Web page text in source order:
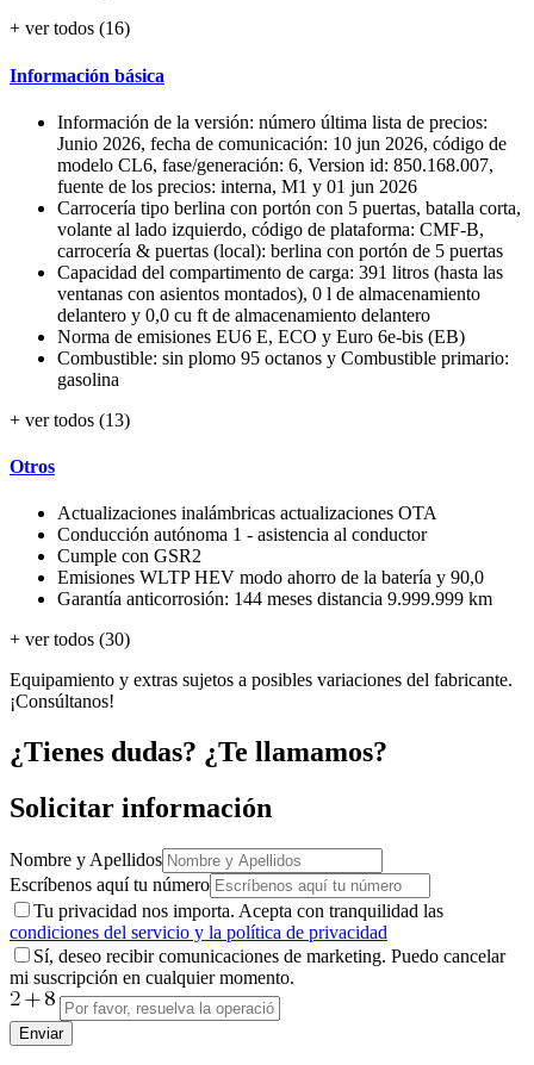
+ ver todos (16)
Información básica
Información de la versión: número última lista de precios:
Junio 2026, fecha de comunicación: 10 jun 2026, código de
modelo CL6, fase/generación: 6, Version id: 850.168.007,
fuente de los precios: interna, M1 y 01 jun 2026
Carrocería tipo berlina con portón con 5 puertas, batalla corta,
volante al lado izquierdo, código de plataforma: CMF-B,
carrocería & puertas (local): berlina con portón de 5 puertas
Capacidad del compartimento de carga: 391 litros (hasta las
ventanas con asientos montados), 0 l de almacenamiento
delantero y 0,0 cu ft de almacenamiento delantero
Norma de emisiones EU6 E, ECO y Euro 6e-bis (EB)
Combustible: sin plomo 95 octanos y Combustible primario:
gasolina
+ ver todos (13)
Otros
Actualizaciones inalámbricas actualizaciones OTA
Conducción autónoma 1 - asistencia al conductor
Cumple con GSR2
Emisiones WLTP HEV modo ahorro de la batería y 90,0
Garantía anticorrosión: 144 meses distancia 9.999.999 km
+ ver todos (30)
Equipamiento y extras sujetos a posibles variaciones del fabricante.
¡Consúltanos!
¿Tienes dudas? ¿Te llamamos?
Solicitar información
Nombre y Apellidos
Escríbenos aquí tu número
Tu privacidad nos importa. Acepta con tranquilidad las
condiciones del servicio y la política de privacidad
Sí, deseo recibir comunicaciones de marketing. Puedo cancelar
mi suscripción en cualquier momento.
Enviar